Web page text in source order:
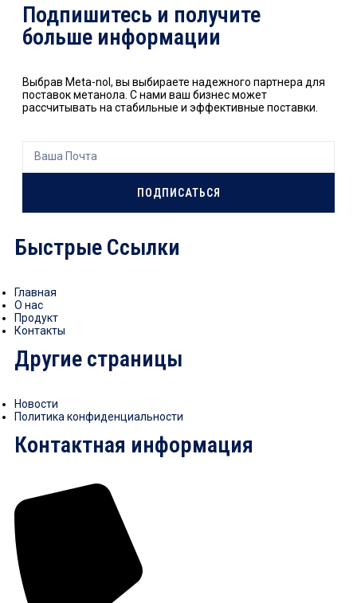
Подпишитесь и получите
больше информации
Выбрав Meta-nol, вы выбираете надежного партнера для
поставок метанола. С нами ваш бизнес может
рассчитывать на стабильные и эффективные поставки.
ПОДПИСАТЬСЯ
Быстрые Ссылки
Главная
О нас
Продукт
Контакты
Другие страницы
Новости
Политика конфиденциальности
Контактная информация